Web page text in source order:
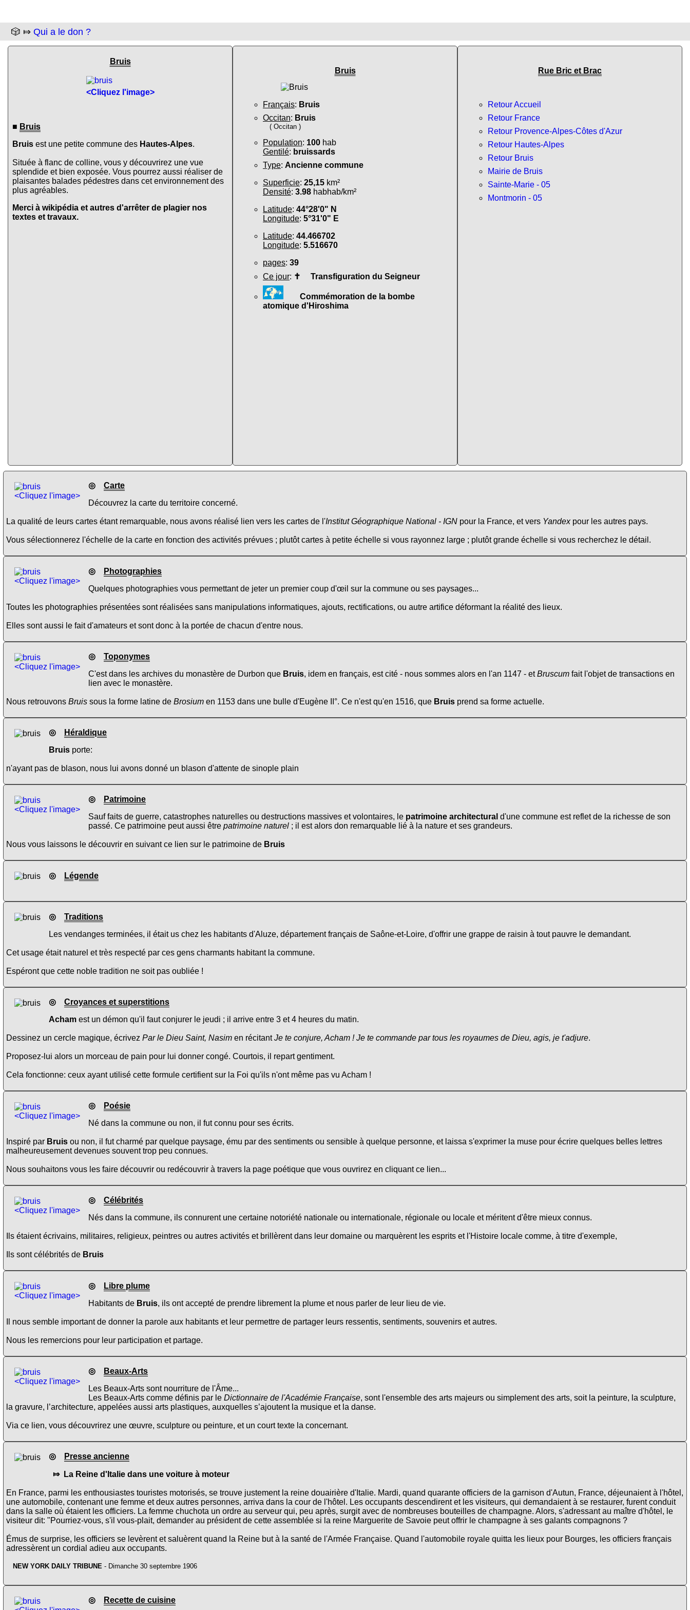
🎲 ⤇ Qui a le don ?
Bruis
<Cliquez l'image>
■ Bruis
Bruis est une petite commune des Hautes-Alpes.
Située à flanc de colline, vous y découvrirez une vue
splendide et bien exposée. Vous pourrez aussi réaliser de
plaisantes balades pédestres dans cet environnement des
plus agréables.
Merci à wikipédia et autres d'arrêter de plagier nos
textes et travaux.
Bruis
Français: Bruis
Occitan: Bruis
( Occitan )
Population: 100 hab
Gentilé: bruissards
Type: Ancienne commune
Superficie: 25,15 km²
Densité: 3.98 habhab/km²
Latitude: 44°28'0" N
Longitude: 5°31'0" E
Latitude: 44.466702
Longitude: 5.516670
pages: 39
Ce jour: ✝ Transfiguration du Seigneur
Commémoration de la bombe
atomique d'Hiroshima
Rue Bric et Brac
Retour Accueil
Retour France
Retour Provence-Alpes-Côtes d'Azur
Retour Hautes-Alpes
Retour Bruis
Mairie de Bruis
Sainte-Marie - 05
Montmorin - 05
<Cliquez l'image>
◎ Carte
Découvrez la carte du territoire concerné.
La qualité de leurs cartes étant remarquable, nous avons réalisé lien vers les cartes de l'Institut Géographique National - IGN pour la France, et vers Yandexpour les autres pays.
Vous sélectionnerez l'échelle de la carte en fonction des activités prévues ; plutôt cartes à petite échelle si vous rayonnez large ; plutôt grande échelle si vous recherchez le détail.
<Cliquez l'image>
◎
Photographies
Quelques photographies vous permettant de jeter un premier coup d'œil sur la commune ou ses paysages...
Toutes les photographies présentées sont réalisées sans manipulations informatiques, ajouts, rectifications, ou autre artifice déformant la réalité des lieux.
Elles sont aussi le fait d'amateurs et sont donc à la portée de chacun d'entre nous.
<Cliquez l'image>
◎ Toponymes
C'est dans les archives du monastère de Durbon que Bruis, idem en français, est cité - nous sommes alors en l'an 1147 - etBruscum fait l'objet de transactions en
lien avec le monastère.
Nous retrouvons Bruis sous la forme latine de Brosium en 1153 dans une bulle d'Eugène II°. Ce n'est qu'en 1516, que Bruis prend sa forme actuelle.
◎
Héraldique
Bruis porte:
n'ayant pas de blason, nous lui avons donné un blason d'attente de sinople plain
<Cliquez l'image>
◎
Patrimoine
Sauf faits de guerre, catastrophes naturelles ou destructions massives et volontaires, le patrimoine architectural d'une commune est reflet de la richesse de son
passé. Ce patrimoine peut aussi être patrimoine naturel ; il est alors don remarquable lié à la nature et ses grandeurs.
Nous vous laissons le découvrir en suivant ce lien sur le patrimoine de Bruis
◎ Légende
◎ Traditions
Les vendanges terminées, il était us chez les habitants d'Aluze, département français de Saône-et-Loire, d'offrir une grappe de raisin à tout pauvre le demandant.
Cet usage était naturel et très respecté par ces gens charmants habitant la commune.
Espéront que cette noble tradition ne soit pas oubliée !
◎ Croyances et superstitions
Acham est un démon qu'il faut conjurer le jeudi ; il arrive entre 3 et 4 heures du matin.
Dessinez un cercle magique, écrivez Par le Dieu Saint, Nasim en récitantJe te conjure, Acham ! Je te commande par tous les royaumes de Dieu, agis, je t'adjure.
Proposez-lui alors un morceau de pain pour lui donner congé. Courtois, il repart gentiment.
Cela fonctionne: ceux ayant utilisé cette formule certifient sur la Foi qu'ils n'ont même pas vu Acham !
<Cliquez l'image>
◎
Poésie
Né dans la commune ou non, il fut connu pour ses écrits.
Inspiré par Bruis ou non, il fut charmé par quelque paysage, ému par des sentiments ou sensible à quelque personne, et laissa s'exprimer la muse pour écrire quelques belles lettres
malheureusement devenues souvent trop peu connues.
Nous souhaitons vous les faire découvrir ou redécouvrir à travers la page poétique que vous ouvrirez en cliquant ce lien...
<Cliquez l'image>
◎ Célébrités
Nés dans la commune, ils connurent une certaine notoriété nationale ou internationale, régionale ou locale et méritent d'être mieux connus.
Ils étaient écrivains, militaires, religieux, peintres ou autres activités et brillèrent dans leur domaine ou marquèrent les esprits et l'Histoire locale comme, à titre d'exemple,
Ils sont célébrités de Bruis
<Cliquez l'image>
◎
Libre plume
Habitants de Bruis, ils ont accepté de prendre librement la plume et nous parler de leur lieu de vie.
Il nous semble important de donner la parole aux habitants et leur permettre de partager leurs ressentis, sentiments, souvenirs et autres.
Nous les remercions pour leur participation et partage.
<Cliquez l'image>
◎
Beaux-Arts
Les Beaux-Arts sont nourriture de l'Âme...
Les Beaux-Arts comme définis par le Dictionnaire de l'Académie Française, sont l'ensemble des arts majeurs ou simplement des arts, soit la peinture, la sculpture,
la gravure, l’architecture, appelées aussi arts plastiques, auxquelles s’ajoutent la musique et la danse.
Via ce lien, vous découvrirez une œuvre, sculpture ou peinture, et un court texte la concernant.
◎ Presse ancienne
⤇ La Reine d'Italie dans une voiture à moteur
En France, parmi les enthousiastes touristes motorisés, se trouve justement la reine douairière d'Italie. Mardi, quand quarante officiers de la garnison d'Autun, France, déjeunaient à l'hôtel,
une automobile, contenant une femme et deux autres personnes, arriva dans la cour de l'hôtel. Les occupants descendirent et les visiteurs, qui demandaient à se restaurer, furent conduit
dans la salle où étaient les officiers. La femme chuchota un ordre au serveur qui, peu après, surgit avec de nombreuses bouteilles de champagne. Alors, s'adressant au maître d'hôtel, le
visiteur dit: "Pourriez-vous, s'il vous-plait, demander au président de cette assemblée si la reine Marguerite de Savoie peut offrir le champagne à ses galants compagnons ?
Émus de surprise, les officiers se levèrent et saluèrent quand la Reine but à la santé de l'Armée Française. Quand l'automobile royale quitta les lieux pour Bourges, les officiers français
adressèrent un cordial adieu aux occupants.
NEW YORK DAILY TRIBUNE - Dimanche 30 septembre 1906
◎ Recette de cuisine